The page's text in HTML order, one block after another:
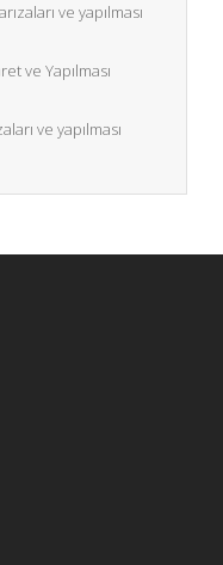
ve yapılması
ve Yapılması
ve yapılması